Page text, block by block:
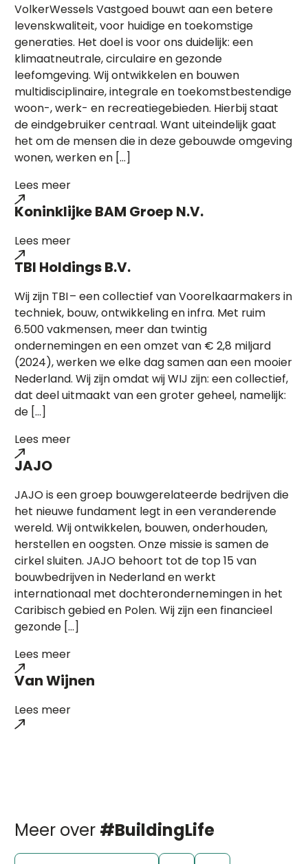
VolkerWessels Vastgoed bouwt aan een betere
levenskwaliteit, voor huidige en toekomstige
generaties. Het doel is voor ons duidelijk: een
klimaatneutrale, circulaire en gezonde
leefomgeving. Wij ontwikkelen en bouwen
multidisciplinaire, integrale en toekomstbestendige
woon-, werk- en recreatiegebieden. Hierbij staat
de eindgebruiker centraal. Want uiteindelijk gaat
het om de mensen die in deze gebouwde omgeving
wonen, werken en […]
Lees meer
Koninklijke BAM Groep N.V.
Lees meer
TBI Holdings B.V.
Wij zijn TBI – een collectief van Voorelkaarmakers in
techniek, bouw, ontwikkeling en infra. Met ruim
6.500 vakmensen, meer dan twintig
ondernemingen en een omzet van € 2,8 miljard
(2024), werken we elke dag samen aan een mooier
Nederland. Wij zijn omdat wij WIJ zijn: een collectief,
dat deel uitmaakt van een groter geheel, namelijk:
de […]
Lees meer
JAJO
JAJO is een groep bouwgerelateerde bedrijven die
het nieuwe fundament legt in een veranderende
wereld. Wij ontwikkelen, bouwen, onderhouden,
herstellen en oogsten. Onze missie is samen de
cirkel sluiten. JAJO behoort tot de top 15 van
bouwbedrijven in Nederland en werkt
internationaal met dochterondernemingen in het
Caribisch gebied en Polen. Wij zijn een financieel
gezonde […]
Lees meer
Van Wijnen
Lees meer
Meer over #BuildingLife